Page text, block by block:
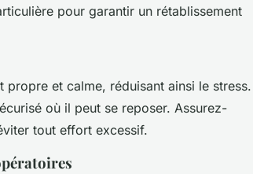
pour garantir un rétablissement
propre et calme, réduisant ainsi le stress.
où il peut se reposer. Assurez-
tout effort excessif.